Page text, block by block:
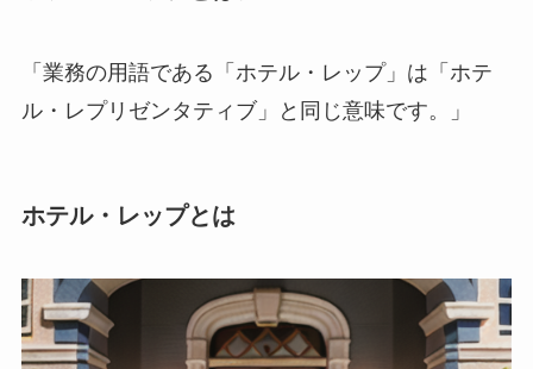
「業務の用語である「ホテル・レップ」は「ホテ
ル・レプリゼンタティブ」と同じ意味です。」
ホテル・レップとは